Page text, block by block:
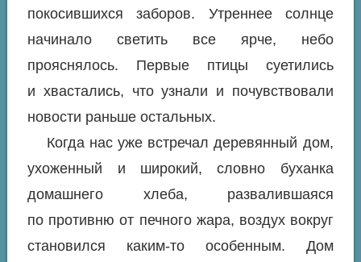
покосившихся заборов. Утреннее солнце
начинало светить все ярче, небо
прояснялось. Первые птицы суетились
и хвастались, что узнали и почувствовали
новости раньше остальных.
Когда нас уже встречал деревянный дом,
ухоженный и широкий, словно буханка
домашнего хлеба, развалившаяся
по противню от печного жара, воздух вокруг
становился каким-то особенным. Дом